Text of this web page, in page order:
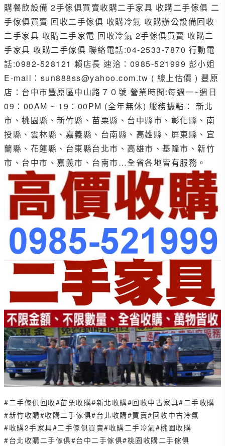
購餐飲設備 2手傢俱買賣收購二手家具 收購二手傢俱 二
手傢俱買賣 回收二手傢俱 收購冷氣 收購辦公設備回收
二手家具 收購二手家電 回收冷氣 2手傢俱買賣 收購二
手家具 收購二手傢俱 聯絡電話:04-2533-7870 行動電
話:0982-528121 賴店長 速洽：0985-521999 彭小姐
E-mail：sun888ss@yahoo.com.tw ( 線上估價 ) 豐原
店：台中市豐原區中山路７０號 營業時間:每週一~週日
09：00AM ~ 19：00PM (全年無休) 服務據點： 新北
市、桃園縣、新竹縣、苗栗縣、台中縣市、彰化縣、南
投縣、雲林縣、嘉義縣、台南縣、高雄縣、屏東縣、宜
蘭縣、花蓮縣、台東縣台北市、高雄市、基隆市、新竹
市、台中市、嘉義市、台南市…全省各地皆有服務。
#二手傢俱回收#苗栗收購#新北收購#回收中古家具#二手收購
#新竹收購#收購二手傢俱#台北收購#買賣#回收中古冷氣
#收購2手家具#二手傢俱買賣#收購二手冷氣#桃園收購
#台北收購二手傢俱#台中二手傢俱#桃園收購二手傢俱